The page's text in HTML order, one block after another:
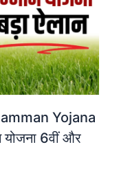
Yojana
6वीं और